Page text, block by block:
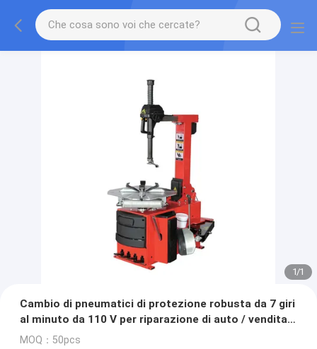
1/1
Cambio di pneumatici di protezione robusta da 7 giri
al minuto da 110 V per riparazione di auto / vendita
al dettaglio di pneumatici
MOQ：50pcs